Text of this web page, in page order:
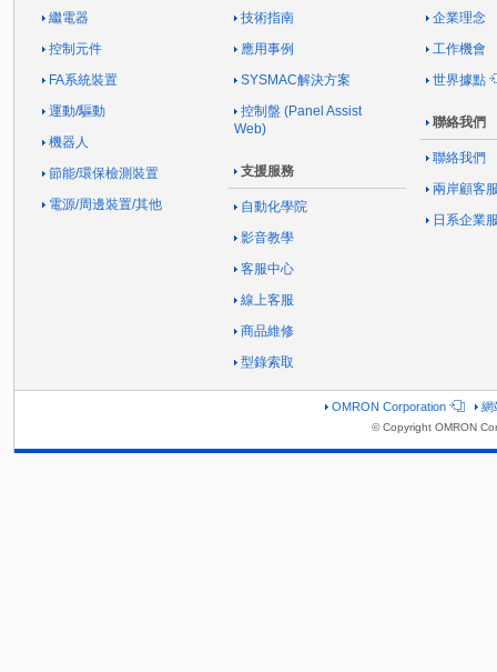
繼電器
控制元件
FA系統裝置
運動/驅動
機器人
節能/環保檢測裝置
電源/周邊裝置/其他
技術指南
應用事例
SYSMAC解決方案
控制盤 (Panel Assist
Web)
支援服務
自動化學院
影音教學
客服中心
線上客服
商品維修
型錄索取
企業理念
工作機會
世界據點
聯絡我們
聯絡我們
兩岸顧客
日系企業
OMRON Corporation 網
© Copyright OMRON